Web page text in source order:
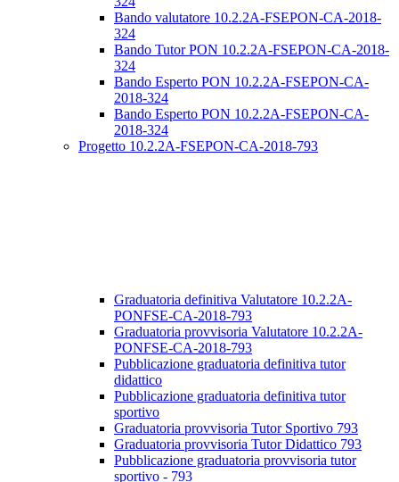
Bando valutatore 10.2.2A-FSEPON-CA-2018-
324
Bando Tutor PON 10.2.2A-FSEPON-CA-2018-
324
Bando Esperto PON 10.2.2A-FSEPON-CA-
2018-324
Bando Esperto PON 10.2.2A-FSEPON-CA-
2018-324
Progetto 10.2.2A-FSEPON-CA-2018-793
Graduatoria definitiva Valutatore 10.2.2A-
PONFSE-CA-2018-793
Graduatoria provvisoria Valutatore 10.2.2A-
PONFSE-CA-2018-793
Pubblicazione graduatoria definitiva tutor
didattico
Pubblicazione graduatoria definitiva tutor
sportivo
Graduatoria provvisoria Tutor Sportivo 793
Graduatoria provvisoria Tutor Didattico 793
Pubblicazione graduatoria provvisoria tutor
sportivo - 793